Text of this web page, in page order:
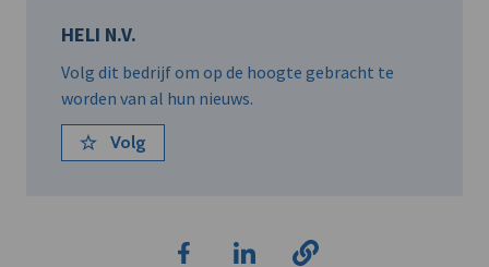
HELI N.V.
Volg dit bedrijf om op de hoogte gebracht te
worden van al hun nieuws.
Volg